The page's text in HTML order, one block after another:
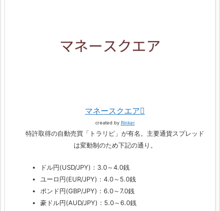
マネースクエア
created by Rinker
特許取得の自動売買「トラリピ」が有名。主要通貨スプレッド
は変動制のため下記の通り。
ドル円(USD/JPY)：3.0～4.0銭
ユーロ円(EUR/JPY)：4.0～5.0銭
ポンド円(GBP/JPY)：6.0～7.0銭
豪ドル円(AUD/JPY)：5.0～6.0銭